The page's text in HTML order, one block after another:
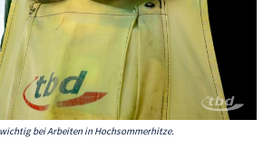
bei Arbeiten in Hochsommerhitze.